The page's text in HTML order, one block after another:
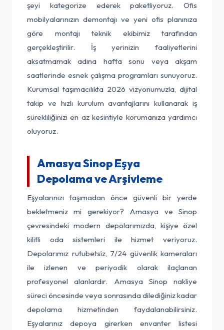
şeyi kategorize ederek paketliyoruz. Ofis
mobilyalarınızın demontajı ve yeni ofis planınıza
göre montajı teknik ekibimiz tarafından
gerçekleştirilir. İş yerinizin faaliyetlerini
aksatmamak adına hafta sonu veya akşam
saatlerinde esnek çalışma programları sunuyoruz.
Kurumsal taşımacılıkta 2026 vizyonumuzla, dijital
takip ve hızlı kurulum avantajlarını kullanarak iş
sürekliliğinizi en az kesintiyle korumanıza yardımcı
oluyoruz.
Amasya Sinop Eşya
Depolama ve Arşivleme
Eşyalarınızı taşımadan önce güvenli bir yerde
bekletmeniz mi gerekiyor? Amasya ve Sinop
çevresindeki modern depolarımızda, kişiye özel
kilitli oda sistemleri ile hizmet veriyoruz.
Depolarımız rutubetsiz, 7/24 güvenlik kameraları
ile izlenen ve periyodik olarak ilaçlanan
profesyonel alanlardır. Amasya Sinop nakliye
süreci öncesinde veya sonrasında dilediğiniz kadar
depolama hizmetinden faydalanabilirsiniz.
Eşyalarınız depoya girerken envanter listesi